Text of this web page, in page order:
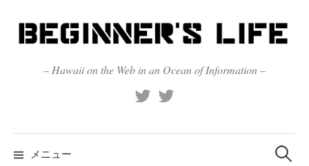
ン
テ
キ
ッ
– Hawaii on the Web in an Ocean of Information –
メニュー
検
索: